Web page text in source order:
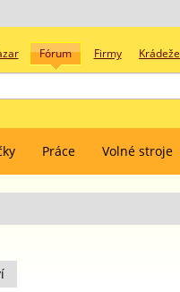
Fórum Firmy Krádeže
Práce Volné stroje